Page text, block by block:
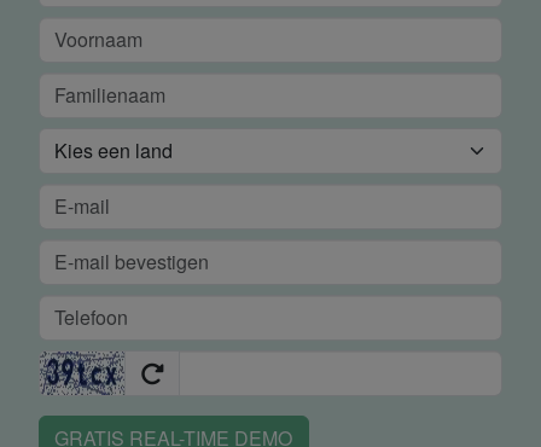
GRATIS REAL-TIME DEMO